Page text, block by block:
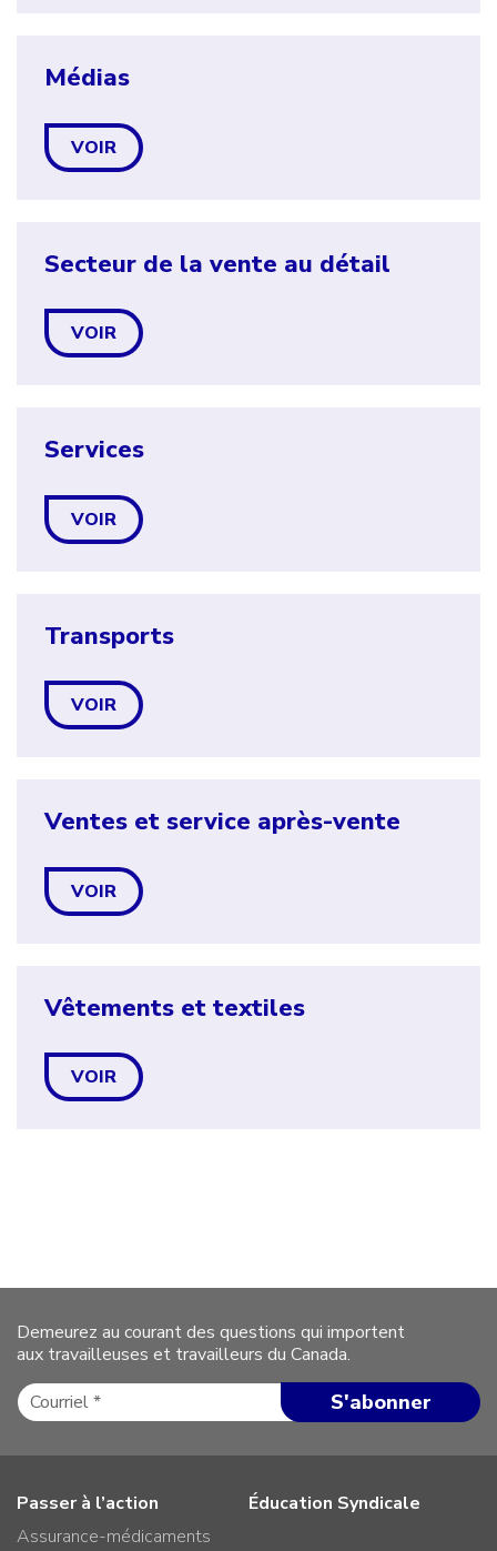
Médias
VOIR
Secteur de la vente au détail
VOIR
Services
VOIR
Transports
VOIR
Ventes et service après-vente
VOIR
Vêtements et textiles
VOIR
Demeurez au courant des questions qui importent
aux travailleuses et travailleurs du Canada.
Passer à l’action
Assurance-médicaments
Éducation Syndicale